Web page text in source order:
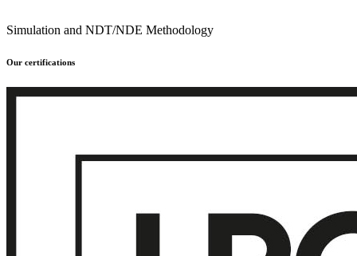
Simulation and NDT/NDE Methodology
Our certifications